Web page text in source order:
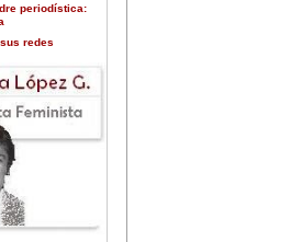
periodística:
redes